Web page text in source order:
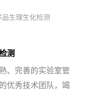
品生理生化检测
测
、完善的实验室管
优秀技术团队，竭